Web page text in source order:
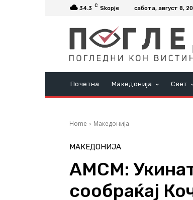
34.3 C Skopje сабота, август 8,
Почетна Македонија Свет
Home Македонија
МАКЕДОНИЈА
АМСМ:
сообраќај